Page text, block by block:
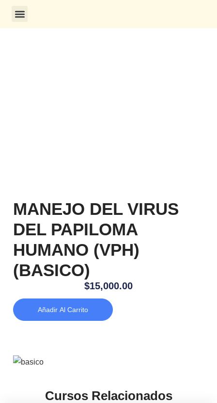
MANEJO DEL VIRUS
DEL PAPILOMA
HUMANO (VPH)
(BASICO)
$15,000.00
Añadir Al Carrito
Cursos Relacionados